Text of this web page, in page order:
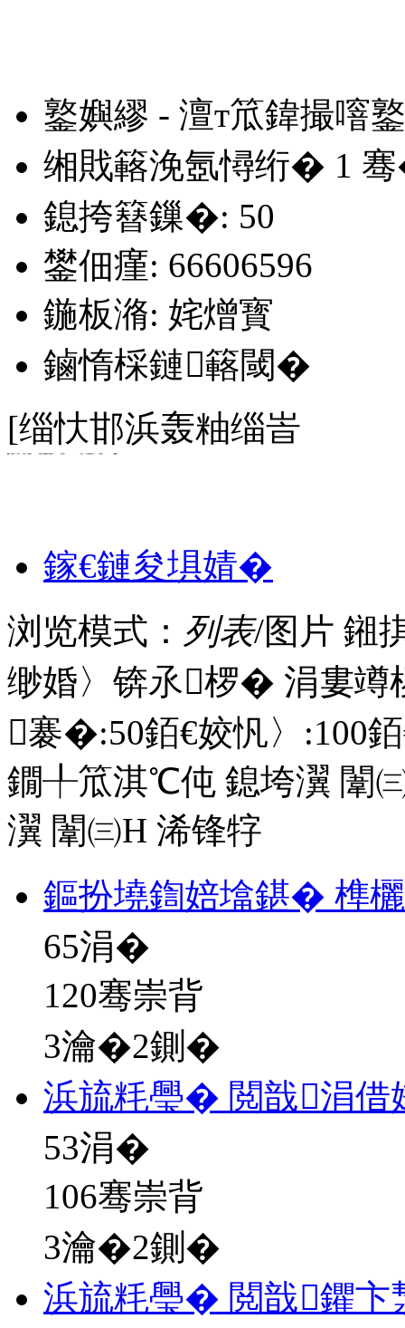
鐜嬩繆 - 澶т笟鍏撮噾
缃戝簵浼氬憳绗� 1
鎴挎簮鏁�: 50
鐢佃瘽: 66606596
鍦板潃: 姹熷寳
鏀惰棌鏈簵閾�
[缁忕邯浜轰粙缁峕
鎵€鏈夋埧婧�
浏览模式： 列表/图片 鎺
缈婚〉锛氶椤� 涓婁
褰�:50銆€姣忛〉:100
鐗╀笟淇℃伅 鎴垮瀷 闈
瀷 闈㈢Н 浠锋牸
鏂扮墝鍧婄墖鍖� 榫
65涓�
120骞崇背
3瀹�2鍘�
浜旈粍璺� 閲戠涓借
53涓�
106骞崇背
3瀹�2鍘�
浜旈粍璺� 閲戠鑺卞